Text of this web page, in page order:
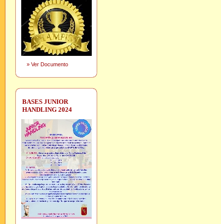
» Ver Documento
BASES JUNIOR
HANDLING 2024